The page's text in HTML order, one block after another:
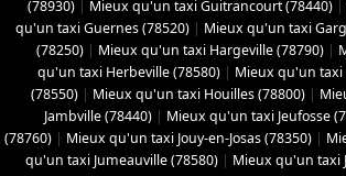
(78930) | Mieux qu'un taxi Guitrancourt (78440) |
qu'un taxi Guernes (78520) | Mieux qu'un taxi
(78250) | Mieux qu'un taxi Hargeville (78790) |
qu'un taxi Herbeville (78580) | Mieux qu'un taxi
(78550) | Mieux qu'un taxi Houilles (78800) |
Jambville (78440) | Mieux qu'un taxi Jeufosse
(78760) | Mieux qu'un taxi Jouy-en-Josas (78350) |
qu'un taxi Jumeauville (78580) | Mieux qu'un taxi